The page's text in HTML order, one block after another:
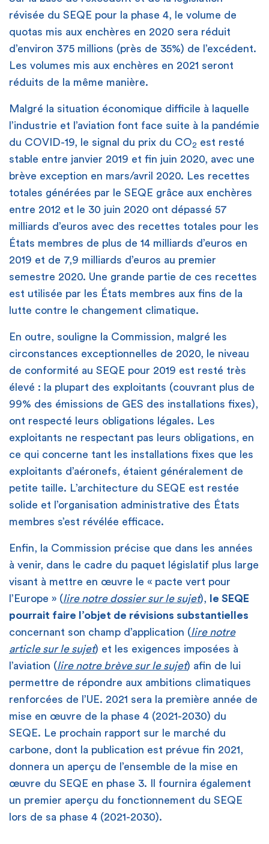
révisée du SEQE pour la phase 4, le volume de
quotas mis aux enchères en 2020 sera réduit
d’environ 375 millions (près de 35%) de l’excédent.
Les volumes mis aux enchères en 2021 seront
réduits de la même manière.
Malgré la situation économique difficile à laquelle
l’industrie et l’aviation font face suite à la pandémie
du COVID-19, le signal du prix du CO2 est resté
stable entre janvier 2019 et fin juin 2020, avec une
brève exception en mars/avril 2020. Les recettes
totales générées par le SEQE grâce aux enchères
entre 2012 et le 30 juin 2020 ont dépassé 57
milliards d’euros avec des recettes totales pour les
États membres de plus de 14 milliards d’euros en
2019 et de 7,9 milliards d’euros au premier
semestre 2020. Une grande partie de ces recettes
est utilisée par les États membres aux fins de la
lutte contre le changement climatique.
En outre, souligne la Commission, malgré les
circonstances exceptionnelles de 2020, le niveau
de conformité au SEQE pour 2019 est resté très
élevé : la plupart des exploitants (couvrant plus de
99% des émissions de GES des installations fixes),
ont respecté leurs obligations légales. Les
exploitants ne respectant pas leurs obligations, en
ce qui concerne tant les installations fixes que les
exploitants d’aéronefs, étaient généralement de
petite taille. L’architecture du SEQE est restée
solide et l’organisation administrative des États
membres s’est révélée efficace.
Enfin, la Commission précise que dans les années
à venir, dans le cadre du paquet législatif plus large
visant à mettre en œuvre le « pacte vert pour
l’Europe » (lire notre dossier sur le sujet),
le SEQE
pourrait faire l’objet de révisions substantielles
concernant son champ d’application (lire notre
article sur le sujet) et les exigences imposées à
l’aviation (lire notre brève sur le sujet) afin de lui
permettre de répondre aux ambitions climatiques
renforcées de l’UE. 2021 sera la première année de
mise en œuvre de la phase 4 (2021-2030) du
SEQE. Le prochain rapport sur le marché du
carbone, dont la publication est prévue fin 2021,
donnera un aperçu de l’ensemble de la mise en
œuvre du SEQE en phase 3. Il fournira également
un premier aperçu du fonctionnement du SEQE
lors de sa phase 4 (2021-2030).